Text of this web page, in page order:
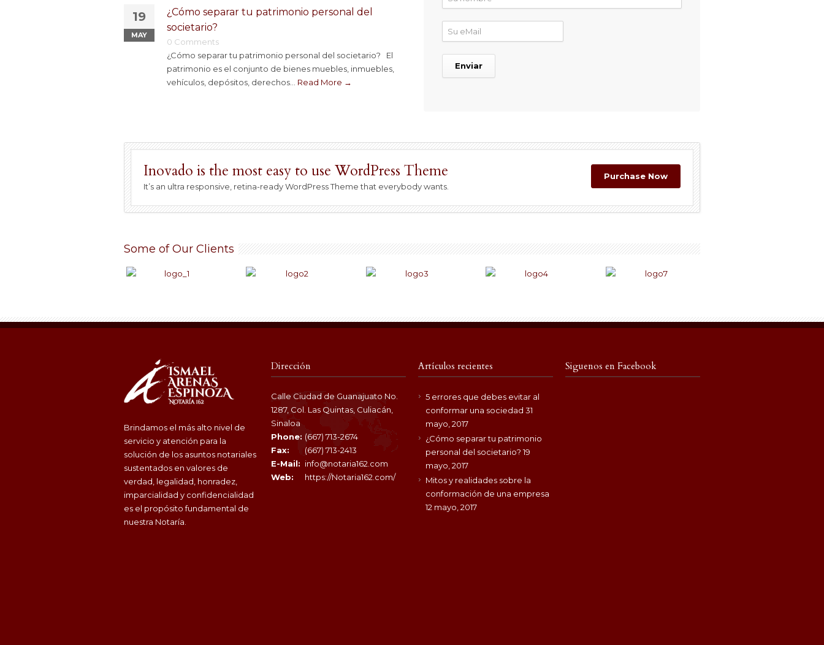
19
MAY
¿Cómo separar tu patrimonio personal del
societario?
0 Comments
¿Cómo separar tu patrimonio personal del societario? El
patrimonio es el conjunto de bienes muebles, inmuebles,
vehículos, depósitos, derechos... Read More →
Inovado is the most easy to use WordPress Theme
It’s an ultra responsive, retina-ready WordPress Theme that everybody wants.
Purchase Now
Some of Our Clients
Brindamos el más alto nivel de
servicio y atención para la
solución de los asuntos notariales
sustentados en valores de
verdad, legalidad, honradez,
imparcialidad y confidencialidad
es el propósito fundamental de
nuestra Notaría.
Dirección
Calle Ciudad de Guanajuato No.
1287, Col. Las Quintas, Culiacán,
Sinaloa
Phone:(667) 713-2674
Fax:
(667) 713-2413
E-Mail: info@notaria162.com
Web:
https://Notaria162.com/
Artículos recientes
5 errores que debes evitar al
conformar una sociedad 31
mayo, 2017
¿Cómo separar tu patrimonio
personal del societario? 19
mayo, 2017
Mitos y realidades sobre la
conformación de una empresa
12 mayo, 2017
Siguenos en Facebook